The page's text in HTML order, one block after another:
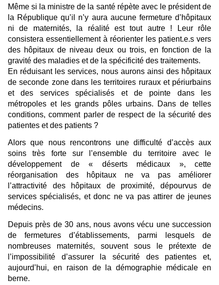
Même si la ministre de la santé répète avec le président de
la République qu’il n’y aura aucune fermeture d’hôpitaux
ni de maternités, la réalité est tout autre ! Leur rôle
consistera essentiellement à réorienter les patient.e.s vers
des hôpitaux de niveau deux ou trois, en fonction de la
gravité des maladies et de la spécificité des traitements.
En réduisant les services, nous aurons ainsi des hôpitaux
de seconde zone dans les territoires ruraux et périurbains
et des services spécialisés et de pointe dans les
métropoles et les grands pôles urbains. Dans de telles
conditions, comment parler de respect de la sécurité des
patientes et des patients ?
Alors que nous rencontrons une difficulté d’accès aux
soins très forte sur l’ensemble du territoire avec le
développement de « déserts médicaux », cette
réorganisation des hôpitaux ne va pas améliorer
l’attractivité des hôpitaux de proximité, dépourvus de
services spécialisés, et donc ne va pas attirer de jeunes
médecins.
Depuis près de 30 ans, nous avons vécu une succession
de fermetures d’établissements, parmi lesquels de
nombreuses maternités, souvent sous le prétexte de
l’impossibilité d’assurer la sécurité des patientes et,
aujourd’hui, en raison de la démographie médicale en
berne.